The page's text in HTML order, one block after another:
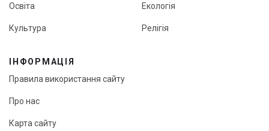
Освіта
Культура
Екологія
Релігія
ІНФОРМАЦІЯ
Правила використання сайту
Про нас
Карта сайту